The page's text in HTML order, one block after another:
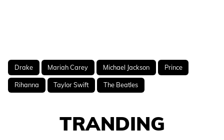
Drake Mariah Carey Michael Jackson Prince
Rihanna Taylor Swift The Beatles
TRANDING